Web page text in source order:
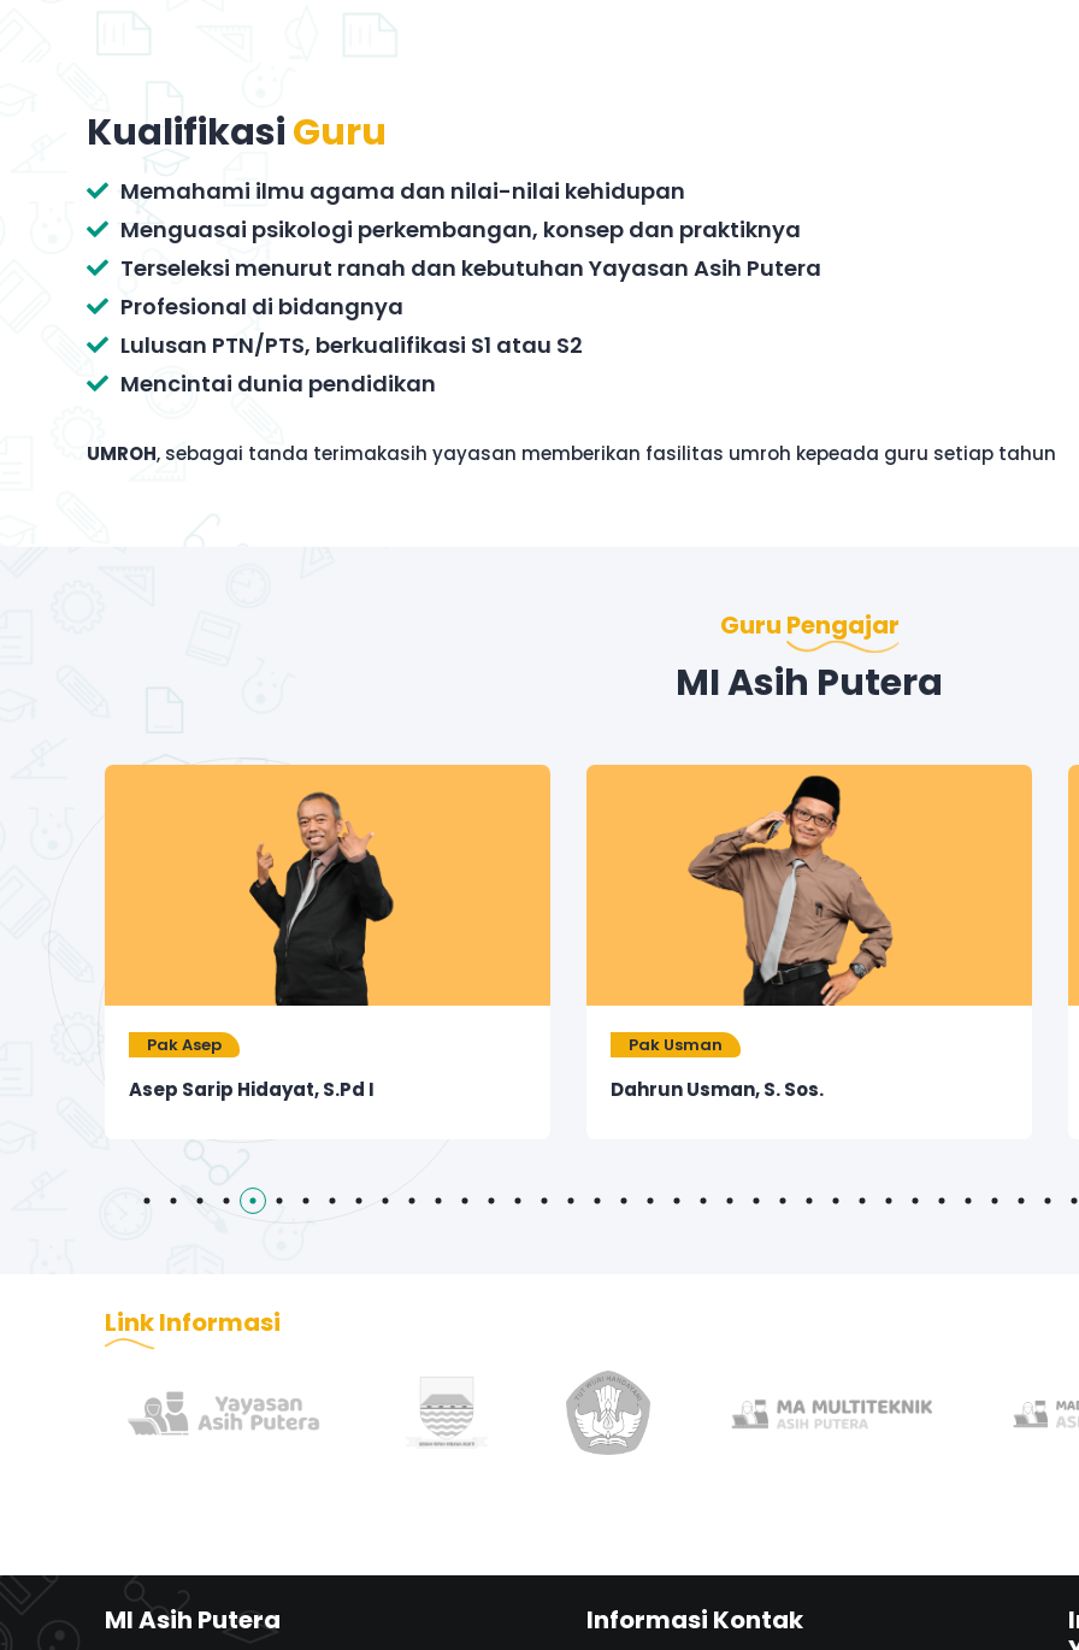
KualifikasiGuru
Memahami ilmu agama dan nilai-nilai kehidupan
Menguasai psikologi perkembangan, konsep dan praktiknya
Terseleksi menurut ranah dan kebutuhan Yayasan Asih Putera
Profesional di bidangnya
Lulusan PTN/PTS, berkualifikasi S1 atau S2
Mencintai dunia pendidikan
UMROH, sebagai tanda terimakasih yayasan memberikan fasilitas umroh kepeada guru setiap tahun
Guru Pengajar
MI Asih Putera
Pak Asep
Asep Sarip Hidayat, S.Pd I
Pak Usman
Dahrun Usman, S. Sos.
1 2 3 4 5 6 7 8 9 10 11 12 13 14 15 16 17 18 19 2021 22232425262728293031
LinkInformasi
MI Asih Putera Informasi Kontak